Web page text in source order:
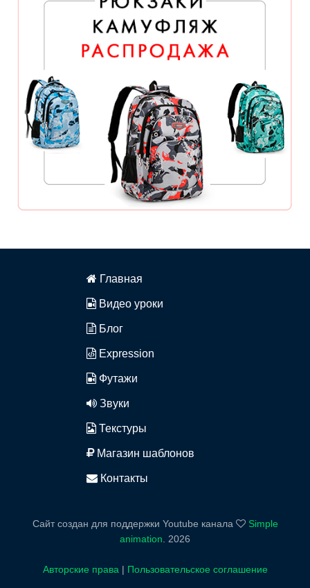
Главная
Видео уроки
Блог
Expression
Футажи
Звуки
Текстуры
Магазин шаблонов
Контакты
Сайт создан для поддержки Youtube канала
Simple
animation
2026
Авторские права | Пользовательское соглашение